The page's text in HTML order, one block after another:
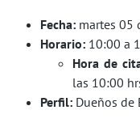
Fecha: martes 05
Horario: 10:00 a
Hora de
las 10:00
Perfil: Dueños de